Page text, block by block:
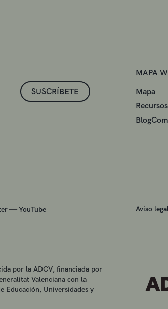
SUSCRÍBETE
—YouTube
MAPA
Mapa
Recursos
BlogCom
Aviso legal
por la ADCV, financiada por
Valenciana con la
Educación, Universidades y